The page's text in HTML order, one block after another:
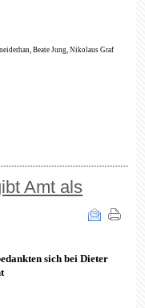
BeateJung, Nikolaus Graf
Amt als
sich bei Dieter